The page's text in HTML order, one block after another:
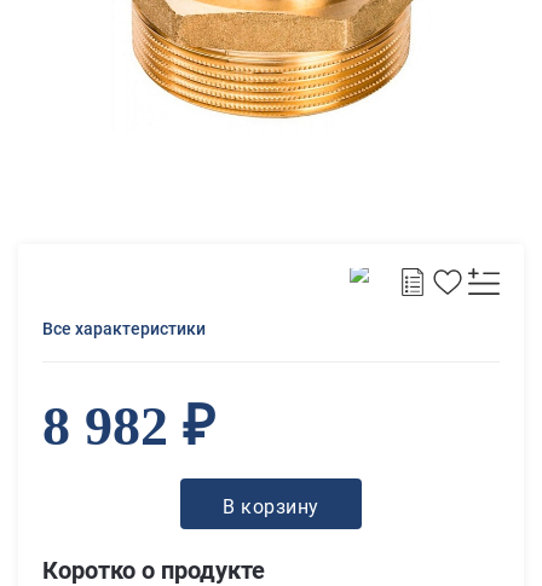
Коротко о продукте
Все характеристики
8 982 ₽
В корзину